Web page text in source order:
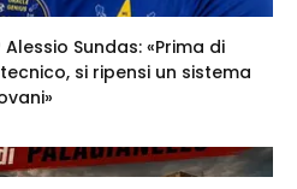
Sundas: «Prima di
si ripensi un sistema